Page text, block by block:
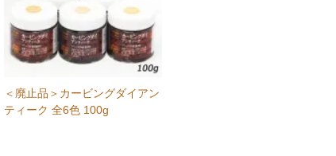
＜廃止品＞カービングダイアン
ティーク 全6色 100g